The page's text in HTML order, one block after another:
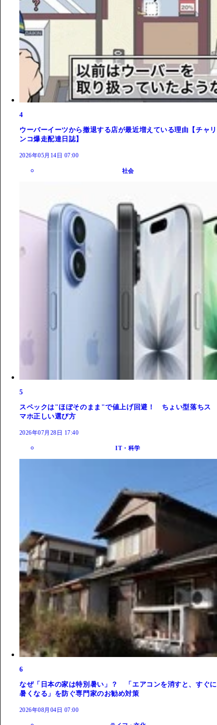
4
ウーバーイーツから撤退する店が最近増えている理由【チャリ
ンコ爆走配達日誌】
2026年05月14日 07:00
社会
5
スペックは"ほぼそのまま"で値上げ回避！ ちょい型落ちス
マホ正しい選び方
2026年07月28日 17:40
IT・科学
6
なぜ「日本の家は特別暑い」？ 「エアコンを消すと、すぐに
暑くなる」を防ぐ専門家のお勧め対策
2026年08月04日 07:00